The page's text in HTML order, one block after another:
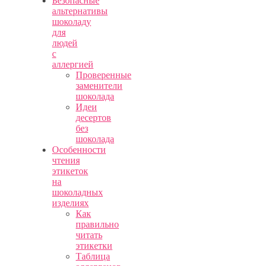
альтернативы
шоколаду
для
людей
с
аллергией
Проверенные
заменители
шоколада
Идеи
десертов
без
шоколада
Особенности
чтения
этикеток
на
шоколадных
изделиях
Как
правильно
читать
этикетки
Таблица